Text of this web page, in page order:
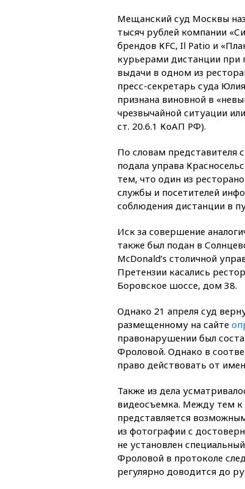
Мещанский суд Москвы
тысяч рублей компании
брендов КFC, Il Patio и
курьерами дистанции при
выдачи в одном из
пресс-секретарь суда
признана виновной в
чрезвычайной ситуации
ст. 20.6.1 КоАП РФ).
По словам представителя
подала управа
тем, что один из
службы и посетителей
соблюдения дистанции в
Иск за совершение
также был подан в
McDonald’s столичной
Претензии касались
Боровское шоссе, дом 38.
Однако 21 апреля суд
размещенному на сайте
правонарушении был
Фроловой. Однако в
право действовать от
Также из дела
видеосъемка. Между тем к
представляется
из фотографии с
не установлен
Фроловой в протоколе
регулярно доводится до